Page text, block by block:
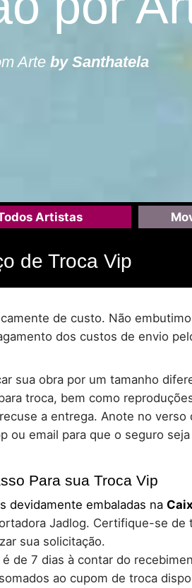
Arte by Santhatela
Artistas
de Troca Vip
de custo. Não
dos custos de envio
sua obra por um tamanho
troca, bem como
a entrega. Anote no
email para que o seguro
Para sua Troca Vip
devidamente embaladas na
Jadlog. Certifique-se
sua solicitação.
é de 7 dias à contar do
ao cupom de troca